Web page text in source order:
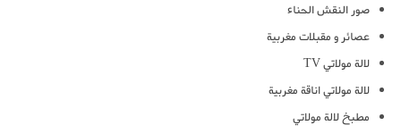
صور النقش الحناء
عصائر و مقبلات مغربية
لالة مولاتي TV
لالة مولاتي اناقة مغربية
مطبخ لالة مولاتي